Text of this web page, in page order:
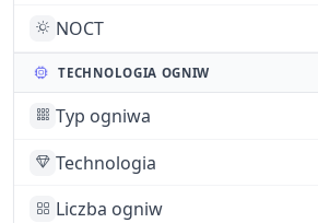
NOCT
TECHNOLOGIA OGNIW
Typ ogniwa
Technologia
Liczba ogniw